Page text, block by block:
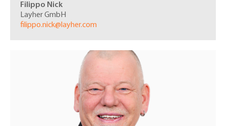
Filippo Nick
Layher GmbH
filippo.nick@layher.com